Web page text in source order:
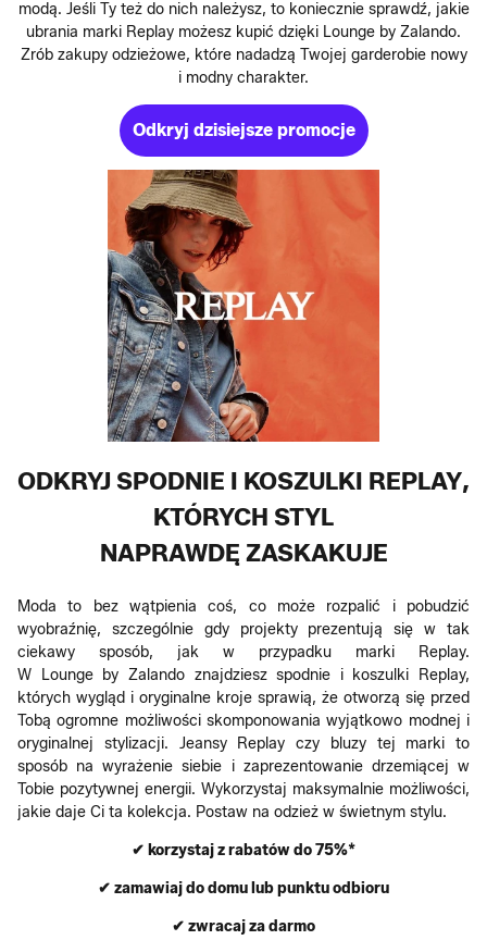
modą. Jeśli Ty też do nich należysz, to koniecznie sprawdź, jakie
ubrania marki Replay możesz kupić dzięki Lounge by Zalando.
Zrób zakupy odzieżowe, które nadadzą Twojej garderobie nowy
i modny charakter.
Odkryj dzisiejsze promocje
ODKRYJ SPODNIE I KOSZULKI REPLAY,
KTÓRYCH STYL
NAPRAWDĘ ZASKAKUJE
Moda to bez wątpienia coś, co może rozpalić i pobudzić
wyobraźnię, szczególnie gdy projekty prezentują się w tak
ciekawy sposób, jak w przypadku marki Replay.
W Lounge by Zalando znajdziesz spodnie i koszulki Replay,
których wygląd i oryginalne kroje sprawią, że otworzą się przed
Tobą ogromne możliwości skomponowania wyjątkowo modnej i
oryginalnej stylizacji. Jeansy Replay czy bluzy tej marki to
sposób na wyrażenie siebie i zaprezentowanie drzemiącej w
Tobie pozytywnej energii. Wykorzystaj maksymalnie możliwości,
jakie daje Ci ta kolekcja. Postaw na odzież w świetnym stylu.
✔ korzystaj z rabatów do 75%*
✔ zamawiaj do domu lub punktu odbioru
✔ zwracaj za darmo